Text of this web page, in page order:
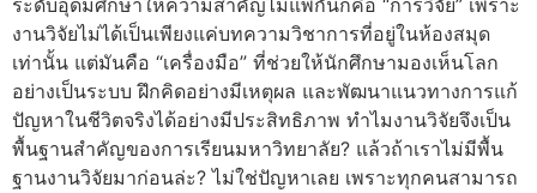
ระดับอุดมศึกษาให้ความสำคัญไม่แพ้กันก็คือ “การวิจัย” เพราะ
งานวิจัยไม่ได้เป็นเพียงแค่บทความวิชาการที่อยู่ในห้องสมุด
เท่านั้น แต่มันคือ “เครื่องมือ” ที่ช่วยให้นักศึกษามองเห็นโลก
อย่างเป็นระบบ ฝึกคิดอย่างมีเหตุผล และพัฒนาแนวทางการแก้
ปัญหาในชีวิตจริงได้อย่างมีประสิทธิภาพ ทำไมงานวิจัยจึงเป็น
พื้นฐานสำคัญของการเรียนมหาวิทยาลัย? แล้วถ้าเราไม่มีพื้น
ฐานงานวิจัยมาก่อนล่ะ? ไม่ใช่ปัญหาเลย เพราะทุกคนสามารถ